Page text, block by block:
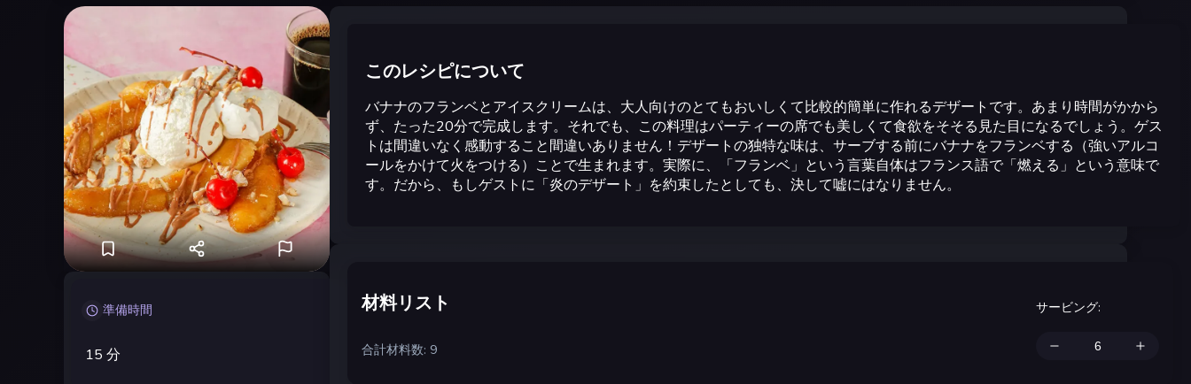
準備時間
15 分
このレシピについて
バナナのフランベとアイスクリームは、大人向けのとてもおいしくて比較的簡単に作れるデザートです。あまり時間がかから
ず、たった20分で完成します。それでも、この料理はパーティーの席でも美しくて食欲をそそる見た目になるでしょう。ゲス
トは間違いなく感動すること間違いありません！デザートの独特な味は、サーブする前にバナナをフランベする（強いアルコ
ールをかけて火をつける）ことで生まれます。実際に、「フランベ」という言葉自体はフランス語で「燃える」という意味で
す。だから、もしゲストに「炎のデザート」を約束したとしても、決して嘘にはなりません。
材料リスト
合計材料数: 9
サービング: